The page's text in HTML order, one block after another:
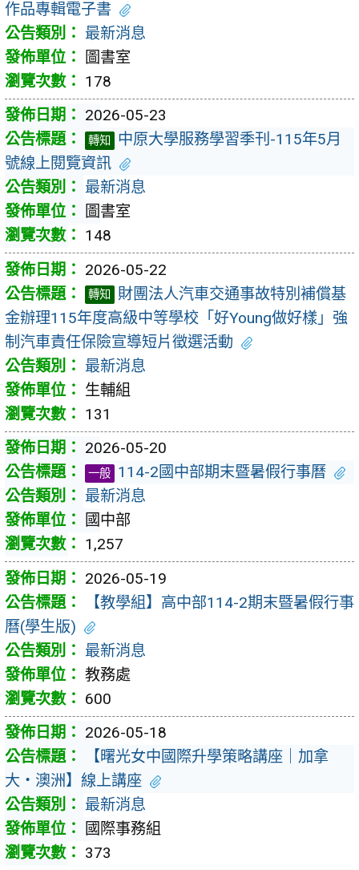
作品專輯電子書
最新消息
圖書室
178
2026-05-23
轉知
中原大學服務學習季刊-115年5月
號線上閱覽資訊
最新消息
圖書室
148
2026-05-22
轉知
財團法人汽車交通事故特別補償基
金辦理115年度高級中等學校「好Young做好樣」強
制汽車責任保險宣導短片徵選活動
最新消息
生輔組
131
2026-05-20
一般 114-2國中部期末暨暑假行事曆
最新消息
國中部
1,257
2026-05-19
【教學組】高中部114-2期末暨暑假行事
曆(學生版)
最新消息
教務處
600
2026-05-18
【曙光女中國際升學策略講座｜加拿
大・澳洲】線上講座
最新消息
國際事務組
373